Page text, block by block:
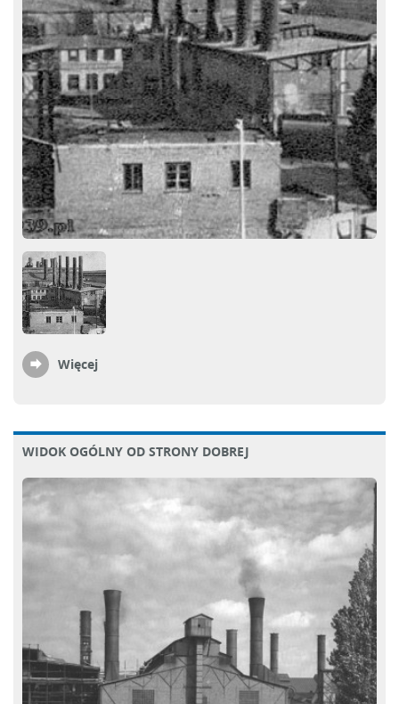
Więcej
WIDOK OGÓLNY OD STRONY DOBREJ